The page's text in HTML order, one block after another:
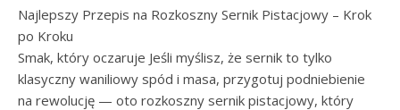
Najlepszy Przepis na Rozkoszny Sernik Pistacjowy – Krok
po Kroku
Smak, który oczaruje Jeśli myślisz, że sernik to tylko
klasyczny waniliowy spód i masa, przygotuj podniebienie
na rewolucję — oto rozkoszny sernik pistacjowy, który